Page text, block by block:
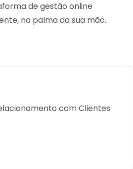
de gestão online
na palma da sua mão.
com Clientes